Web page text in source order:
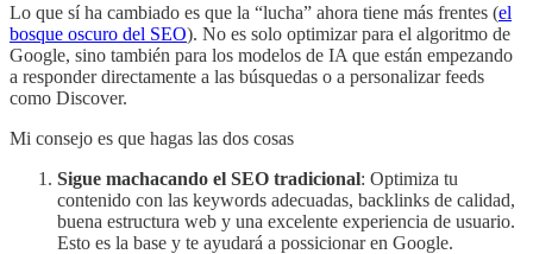
Lo que sí ha cambiado es que la “lucha” ahora tiene más frentes (el
bosque oscuro del SEO). No es solo optimizar para el algoritmo de
Google, sino también para los modelos de IA que están empezando
a responder directamente a las búsquedas o a personalizar feeds
como Discover.
Mi consejo es que hagas las dos cosas
Sigue machacando el SEO tradicional: Optimiza tu
contenido con las keywords adecuadas, backlinks de calidad,
buena estructura web y una excelente experiencia de usuario.
Esto es la base y te ayudará a possicionar en Google.